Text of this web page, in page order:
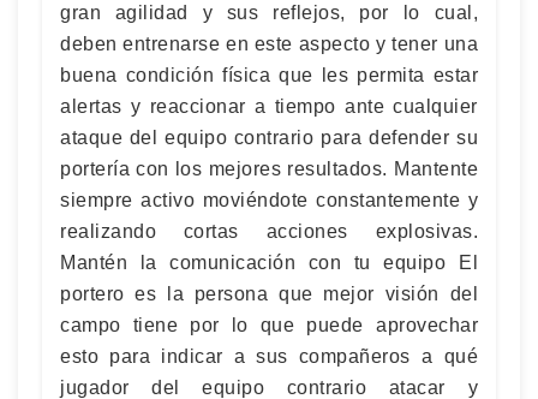
gran agilidad y sus reflejos, por lo cual,
deben entrenarse en este aspecto y tener una
buena condición física que les permita estar
alertas y reaccionar a tiempo ante cualquier
ataque del equipo contrario para defender su
portería con los mejores resultados. Mantente
siempre activo moviéndote constantemente y
realizando cortas acciones explosivas.
Mantén la comunicación con tu equipo El
portero es la persona que mejor visión del
campo tiene por lo que puede aprovechar
esto para indicar a sus compañeros a qué
jugador del equipo contrario atacar y